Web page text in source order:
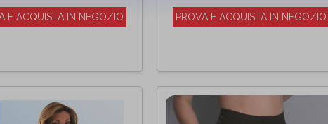
E ACQUISTA IN NEGOZIO PROVA E ACQUISTA IN NEGOZIO